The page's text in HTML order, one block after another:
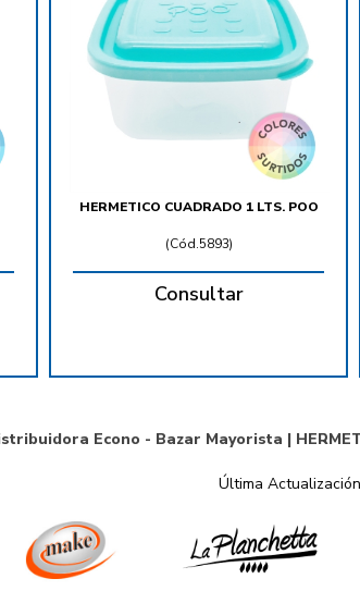
HERMETICO CUADRADO 1 LTS. POO
(Cód.5893)
Consultar
Econo - Bazar Mayorista |
Última